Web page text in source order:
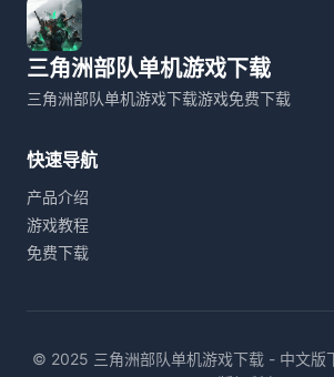
三角洲部队单机游戏下载
三角洲部队单机游戏下载游戏免费下载
快速导航
产品介绍
游戏教程
免费下载
© 2025 三角洲部队单机游戏下载 - 中文版